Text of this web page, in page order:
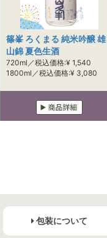
篠峯 ろくまる 純米吟醸 雄
山錦 夏色生酒
720ml／税込価格:¥ 1,540
1800ml／税込価格:¥ 3,080
包装について